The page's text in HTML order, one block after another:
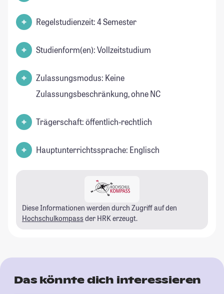
Regelstudienzeit: 4 Semester
Studienform(en): Vollzeitstudium
Zulassungsmodus: Keine
Zulassungsbeschränkung, ohne NC
Trägerschaft: öffentlich-rechtlich
Hauptunterrichtssprache: Englisch
Diese Informationen werden durch Zugriff auf den
Hochschulkompass der HRK erzeugt.
Das könnte dich interessieren